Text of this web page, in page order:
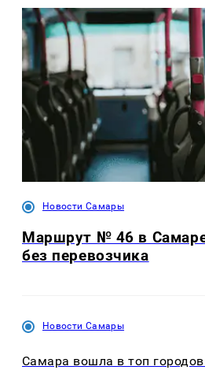
Новости Самары
Маршрут № 46 в
без перевозчика
Новости Самары
Самара вошла в топ